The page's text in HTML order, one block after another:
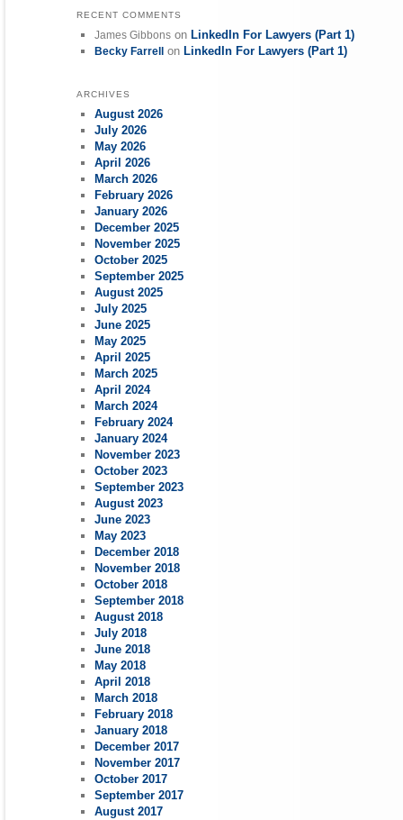
RECENT COMMENTS
James Gibbons on LinkedIn For Lawyers (Part 1)
Becky Farrell on LinkedIn For Lawyers (Part 1)
ARCHIVES
August 2026
July 2026
May 2026
April 2026
March 2026
February 2026
January 2026
December 2025
November 2025
October 2025
September 2025
August 2025
July 2025
June 2025
May 2025
April 2025
March 2025
April 2024
March 2024
February 2024
January 2024
November 2023
October 2023
September 2023
August 2023
June 2023
May 2023
December 2018
November 2018
October 2018
September 2018
August 2018
July 2018
June 2018
May 2018
April 2018
March 2018
February 2018
January 2018
December 2017
November 2017
October 2017
September 2017
August 2017